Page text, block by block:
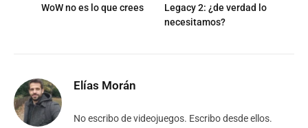
WoW no es lo que crees
Legacy 2: ¿de verdad lo
necesitamos?
Elías Morán
No escribo de videojuegos. Escribo desde ellos.